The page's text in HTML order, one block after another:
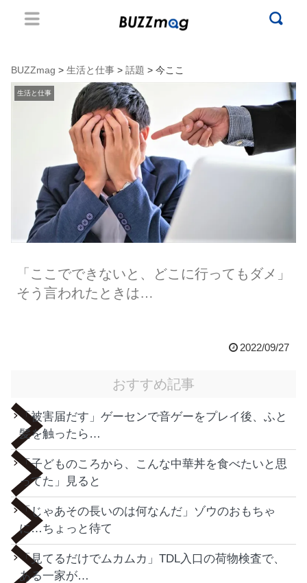
BUZZmag > 生活と仕事 > 話題 > 今ここ
生活と仕事
「ここでできないと、どこに行ってもダメ」
そう言われたときは…
2022/09/27
おすすめ記事
「被害届だす」ゲーセンで音ゲーをプレイ後、ふと
髪を触ったら…
「子どものころから、こんな中華丼を食べたいと思
ってた」見ると
「じゃあその長いのは何なんだ」ゾウのおもちゃ
に…ちょっと待て
「見てるだけでムカムカ」TDL入口の荷物検査で、
ある一家が…